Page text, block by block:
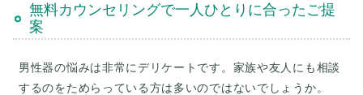
無料カウンセリングで一人ひとりに合ったご提
案
男性器の悩みは非常にデリケートです。家族や友人にも相談
するのをためらっている方は多いのではないでしょうか。